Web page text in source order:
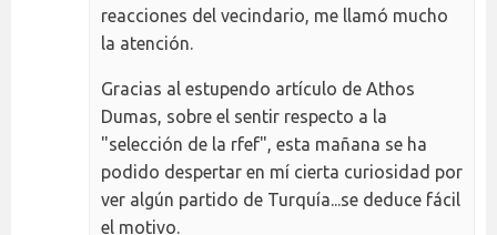
reacciones del vecindario, me llamó mucho
la atención.
Gracias al estupendo artículo de Athos
Dumas, sobre el sentir respecto a la
"selección de la rfef", esta mañana se ha
podido despertar en mí cierta curiosidad por
ver algún partido de Turquía...se deduce fácil
el motivo.